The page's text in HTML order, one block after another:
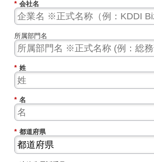
* 会社名
所属部門名
* 姓
* 名
* 都道府県